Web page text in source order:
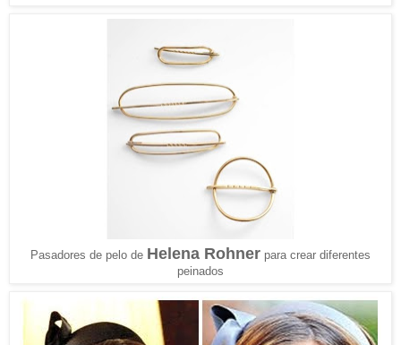
Pasadores de pelo de Helena Rohner para crear diferentes
peinados